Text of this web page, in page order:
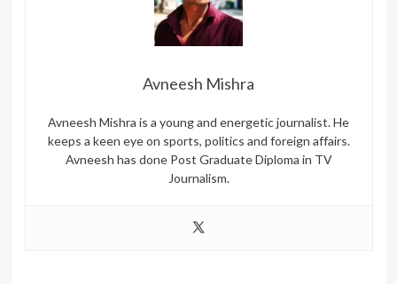
Avneesh Mishra
Avneesh Mishra is a young and energetic journalist. He
keeps a keen eye on sports, politics and foreign affairs.
Avneesh has done Post Graduate Diploma in TV
Journalism.